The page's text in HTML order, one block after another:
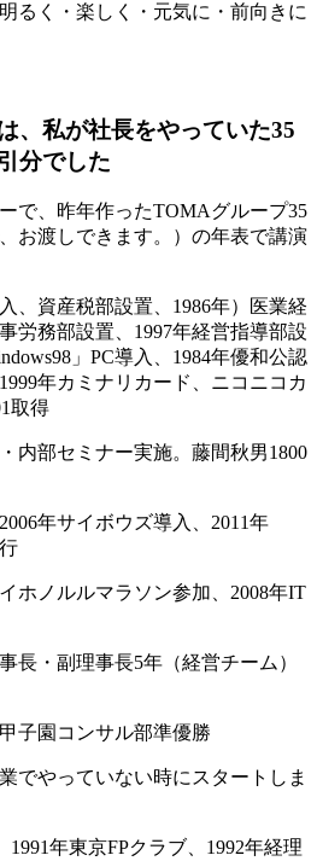
るく・楽しく・元気に・前向きに
、私が社長をやっていた35
分でした
で、昨年作ったTOMAグループ35
お渡しできます。）の年表で講演
、資産税部設置、1986年）医業経
労務部設置、1997年経営指導部設
」PC導入、1984年優和公認
年カミナリカード、ニコニコカ
取得
内部セミナー実施。藤間秋男1800
年サイボウズ導入、2011年
ホノルルマラソン参加、2008年IT
長・副理事長5年（経営チーム）
子園コンサル部準優勝
やっていない時にスタートしま
年東京FPクラブ、1992年経理